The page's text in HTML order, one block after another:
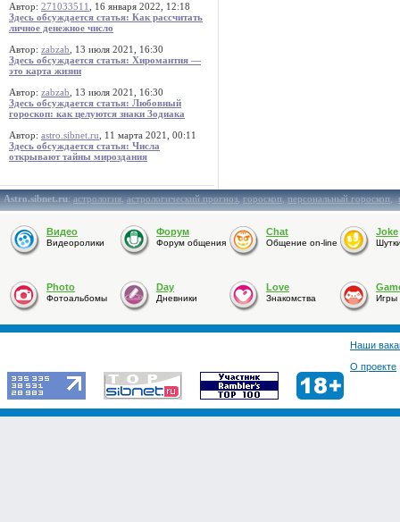
Автор: 271033511
, 16 января 2022, 12:18
Здесь обсуждается статья: Как рассчитать
личное денежное число
Автор: zabzab , 13 июля 2021, 16:30
Здесь обсуждается статья: Хиромантия —
это карта жизни
Автор: zabzab , 13 июля 2021, 16:30
Здесь обсуждается статья: Любовный
гороскоп: как целуются знаки Зодиака
Автор: astro.sibnet.ru , 11 марта 2021, 00:11
Здесь обсуждается статья: Числа
открывают тайны мироздания
Astro.sibnet.ru:астрология,астрологический прогноз,гороскоп,персональный гороскоп,
Видео
Видеоролики
Форум
Форум общения
Chat
Общение on-line
Joke
Photo
Фотоальбомы
Day
Дневники
Love
Знакомства Игры
Наши
О проекте